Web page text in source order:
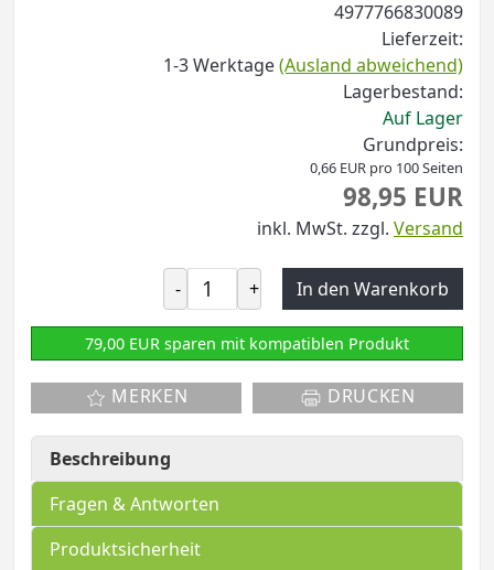
4977766830089
Lieferzeit:
1-3 Werktage(Ausland abweichend)
Lagerbestand:
Auf Lager
Grundpreis:
0,66 EUR pro 100 Seiten
98,95 EUR
inkl. MwSt. zzgl. Versand
- + In den Warenkorb
79,00 EUR sparen mit kompatiblen Produkt
MERKEN DRUCKEN
Beschreibung
Fragen & Antworten
Produktsicherheit